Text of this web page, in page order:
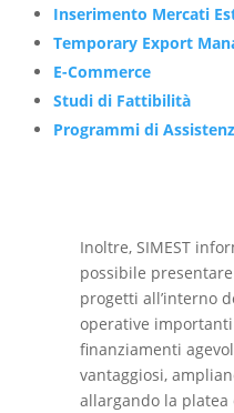
Inserimento Mercati
Temporary Export
E-Commerce
Studi di Fattibilità
Programmi di
Inoltre, SIMEST
possibile
progetti all’interno
operative
finanziamenti
vantaggiosi,
allargando la